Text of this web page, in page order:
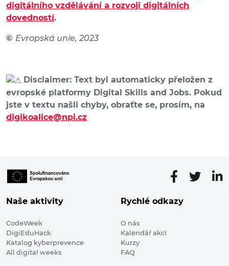
digitálního vzdělávání a rozvoji digitálních
dovedností.
© Evropská unie, 2023
Disclaimer: Text byl automaticky přeložen z
evropské platformy Digital Skills and Jobs. Pokud
jste v textu našli chyby, obraťte se, prosím, na
digikoalice@npi.cz
Naše aktivity
CodeWeek
DigiEduHack
Katalog kyberprevence
All digital weeks
Rychlé odkazy
O nás
Kalendář akcí
Kurzy
FAQ